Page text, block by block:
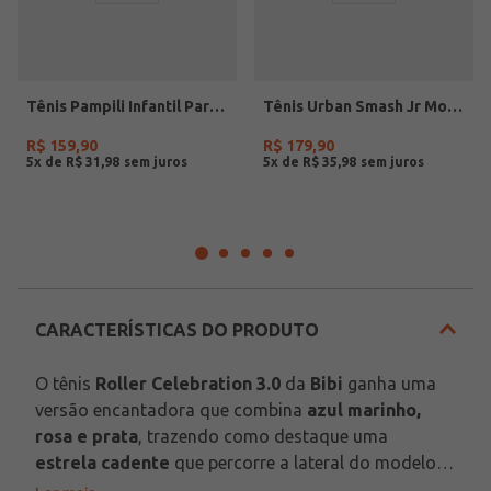
Tênis Pampili Infantil Para Menina - NUDE
R$ 159,90
5x de R$ 31 98
Tênis Urban Smash Jr Mormaii Infantil Para Menino- BEGE/BRANCO
R$ 179,90
5x de R$ 35 98
CARACTERÍSTICAS DO PRODUTO
O tênis Roller Celebration 3.0 da Bibi ganha uma
versão encantadora que combina azul marinho,
rosa e prata
estrela cadente que percorre a lateral do modelo.